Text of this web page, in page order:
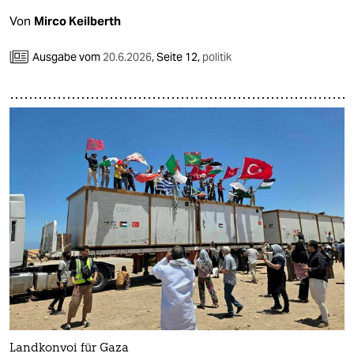
Von Mirco Keilberth
Ausgabe vom 20.6.2026,Seite 12, politik
Landkonvoi für Gaza